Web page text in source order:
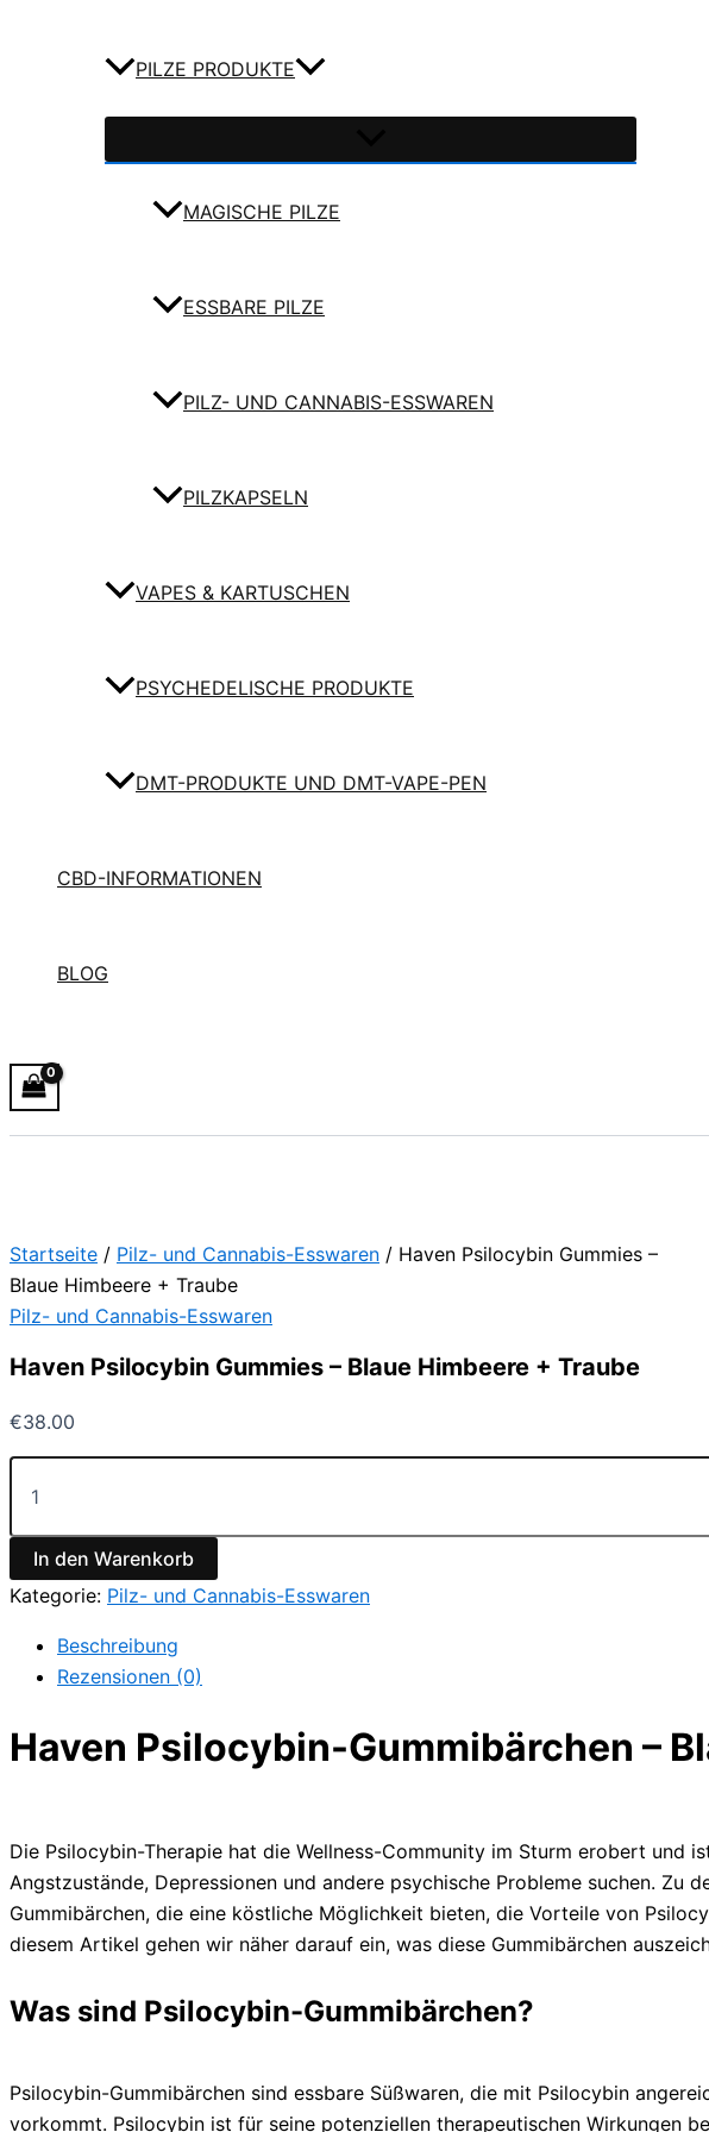
PILZE PRODUKTE
MAGISCHE PILZE
ESSBARE PILZE
PILZ- UND CANNABIS-ESSWAREN
PILZKAPSELN
VAPES & KARTUSCHEN
PSYCHEDELISCHE PRODUKTE
DMT-PRODUKTE UND DMT-VAPE-PEN
CBD-INFORMATIONEN
BLOG
Startseite / Pilz- und Cannabis-Esswaren / Haven Psilocybin Gummies –
Blaue Himbeere + Traube
Pilz- und Cannabis-Esswaren
Haven Psilocybin Gummies – Blaue Himbeere + Traube
€38.00
In den Warenkorb
Kategorie: Pilz- und Cannabis-Esswaren
Beschreibung
Rezensionen (0)
Haven Psilocybin-Gummibärchen –
Die Psilocybin-Therapie hat die Wellness-Community im Sturm erobert und
Angstzustände, Depressionen und andere psychische Probleme suchen.
Gummibärchen, die eine köstliche Möglichkeit bieten, die Vorteile von
diesem Artikel gehen wir näher darauf ein, was diese Gummibärchen
Was sind Psilocybin-Gummibärchen?
Psilocybin-Gummibärchen sind essbare Süßwaren, die mit Psilocybin
vorkommt. Psilocybin ist für seine potenziellen therapeutischen Wirkungen